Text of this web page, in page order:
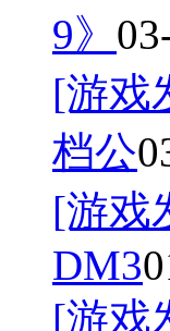
9》
[游戏
档公
[游戏
DM3
[游戏